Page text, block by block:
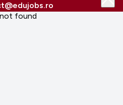
found